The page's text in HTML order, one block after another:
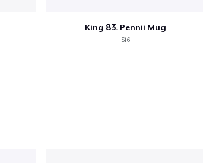
King 83. Pennii Mug
$16